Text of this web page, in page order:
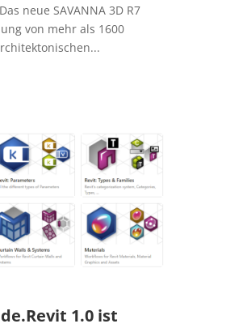
neue SAVANNA 3D R7
von mehr als 1600
1.0 ist